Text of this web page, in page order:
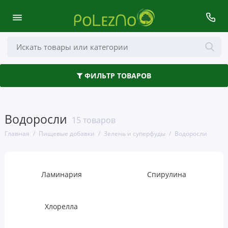
ФИЛЬТР ТОВАРОВ
Водоросли 15 товаров
Главная Пищевые добавки Зелень и суперфуды Водоросли
Аминокислоты
Волосы, кожа и ногти
Грибы
Ламинария Спирулина
Хлорелла